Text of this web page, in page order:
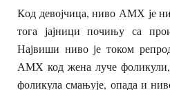
Kод девојчица, ниво АМХ је
тога јајници почињу са
Највиши ниво је током
АМХ код жена луче фоликули,
фоликула смањује, опада и